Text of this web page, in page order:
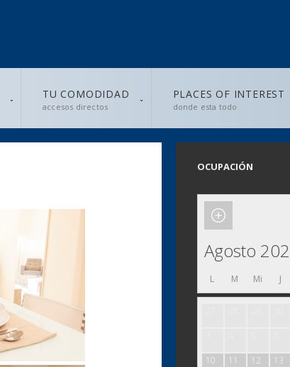
TU COMODIDAD
accesos directos
PLACES OF INTEREST
donde esta todo
OCUPACIÓN
Agosto
L M Mi J
10 11 12 13